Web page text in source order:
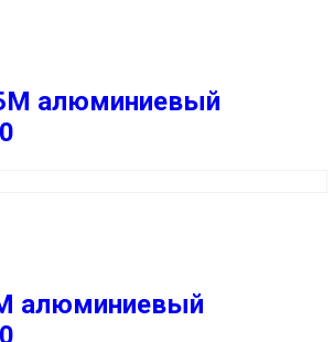
алюминиевый
алюминиевый